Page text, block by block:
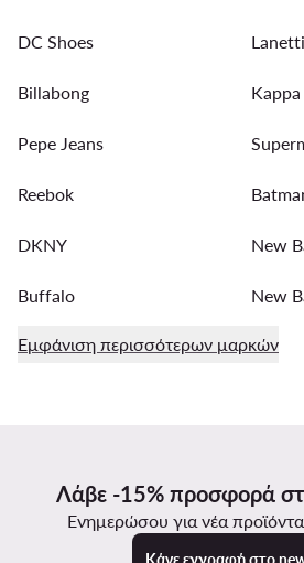
DC Shoes Lanetti
Billabong Kappa
Pepe Jeans
Reebok
DKNY New
Buffalo New
Εμφάνιση περισσότερων μαρκών
Λάβε -15% προσφορά
Ενημερώσου για νέα
Κάνε εγγραφή στο